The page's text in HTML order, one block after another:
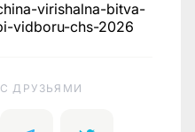
ДРУЗЬЯМИ